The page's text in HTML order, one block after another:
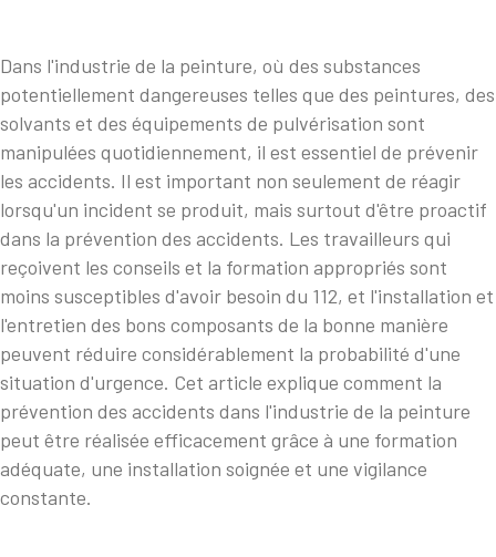
Dans l'industrie de la peinture, où des substances
potentiellement dangereuses telles que des peintures, des
solvants et des équipements de pulvérisation sont
manipulées quotidiennement, il est essentiel de prévenir
les accidents. Il est important non seulement de réagir
lorsqu'un incident se produit, mais surtout d'être proactif
dans la prévention des accidents. Les travailleurs qui
reçoivent les conseils et la formation appropriés sont
moins susceptibles d'avoir besoin du 112, et l'installation et
l'entretien des bons composants de la bonne manière
peuvent réduire considérablement la probabilité d'une
situation d'urgence. Cet article explique comment la
prévention des accidents dans l'industrie de la peinture
peut être réalisée efficacement grâce à une formation
adéquate, une installation soignée et une vigilance
constante.